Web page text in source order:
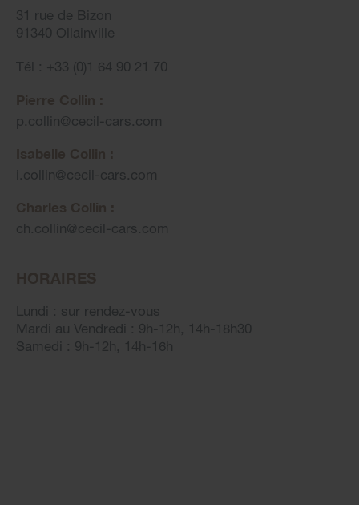
31 rue de Bizon
91340 Ollainville
Tél : +33 (0)1 64 90 21 70
p.collin@ cecil-cars.com
i.collin@ cecil-cars.com
ch.collin@ cecil-cars.com
Lundi : sur rendez-vous
Mardi au Vendredi : 9h-12h, 14h-18h30
Samedi : 9h-12h, 14h-16h